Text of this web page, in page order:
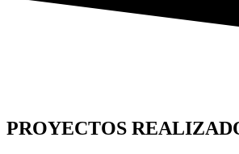
PROYECTOS